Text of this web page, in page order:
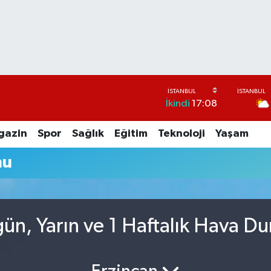
İkindi 17:08
Spor Sağlık Eğitim Teknoloji Yaşam
Yarın ve 1 Haftalık Hava